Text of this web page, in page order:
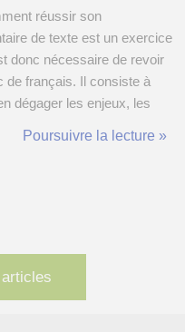
réussir son
de texte est un exercice
donc nécessaire de revoir
de français. Il consiste à
dégager les enjeux, les
Poursuivre la lecture »
articles